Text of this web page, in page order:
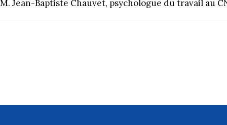
M. Jean-Baptiste Chauvet, psychologue du travail au